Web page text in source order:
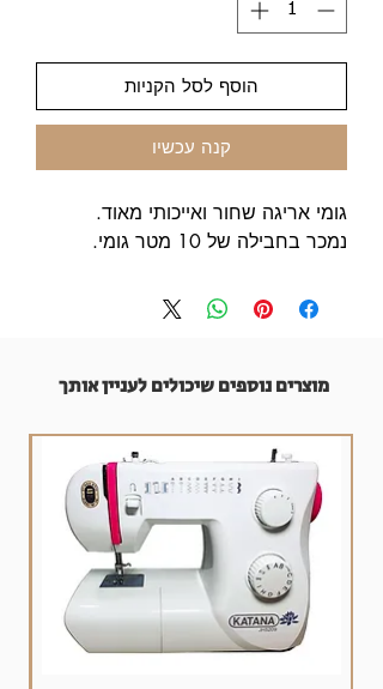
הוסף לסל הקניות
קנה עכשיו
גומי אריגה שחור ואייכותי מאוד.
נמכר בחבילה של 10 מטר גומי.
מוצרים נוספים שיכולים לעניין אותך